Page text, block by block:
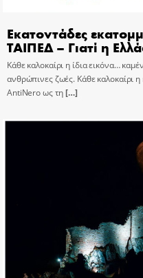
Εκατοντάδες
ΤΑΙΠΕΔ – Γιατί η
Κάθε καλοκαίρι η ίδια εικόνα…
ανθρώπινες ζωές. Κάθε καλοκαίρι
AntiNero ως τη[…]